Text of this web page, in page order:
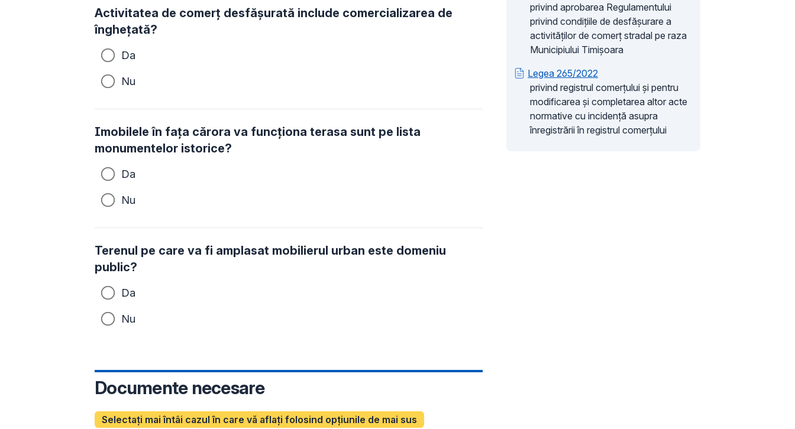
Activitatea de comerț desfășurată include comercializarea de
înghețată?
Da
Nu
Imobilele în faţa cărora va funcţiona terasa sunt pe lista
monumentelor istorice?
Da
Nu
Terenul pe care va fi amplasat mobilierul urban este domeniu
public?
Da
Nu
Documente necesare
Selectați mai întâi cazul în care vă aflați folosind opțiunile de mai sus
privind aprobarea Regulamentului
privind condițiile de desfășurare a
activităților de comerț stradal pe raza
Municipiului Timișoara
Legea 265/2022
privind registrul comerțului și pentru
modificarea și completarea altor acte
normative cu incidență asupra
înregistrării în registrul comerțului